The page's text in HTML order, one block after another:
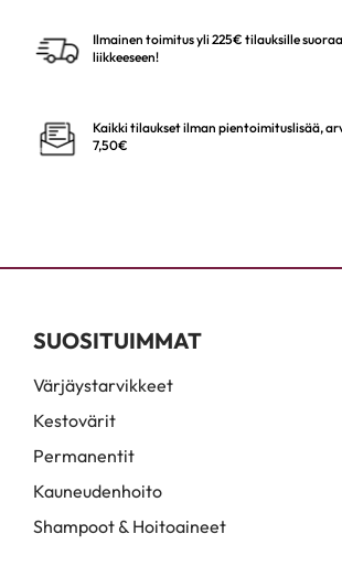
Ilmainen toimitus yli 225€ tilauksille
liikkeeseen!
Kaikki tilaukset ilman pientoimituslisää,
7,50€
SUOSITUIMMAT
Värjäystarvikkeet
Kestovärit
Permanentit
Kauneudenhoito
Shampoot & Hoitoaineet